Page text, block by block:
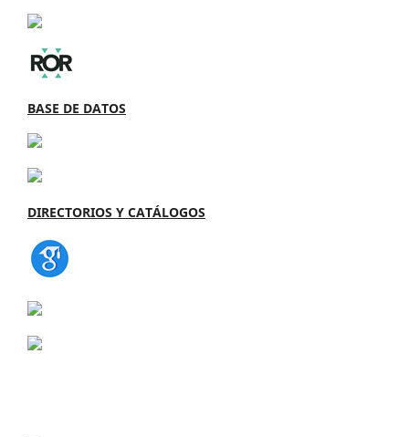
BASE DE DATOS
DIRECTORIOS Y CATÁLOGOS